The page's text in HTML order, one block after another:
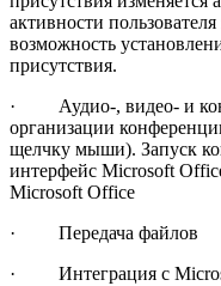
активности
возможность
присутствия.
· Аудио-, видео- и
организации
щелчку мыши). Запуск
интерфейс Microsoft
Microsoft Office
· Передача файлов
· Интеграция с